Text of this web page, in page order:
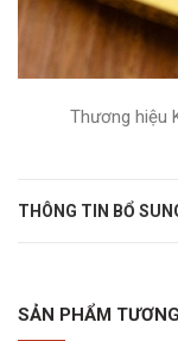
Thương hiệu
THÔNG TIN BỔ
SẢN PHẨM